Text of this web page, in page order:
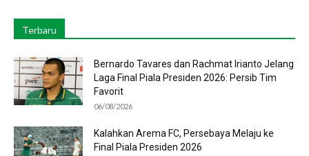
Terbaru
Bernardo Tavares dan Rachmat Irianto Jelang
Laga Final Piala Presiden 2026: Persib Tim
Favorit
06/08/2026
Kalahkan Arema FC, Persebaya Melaju ke
Final Piala Presiden 2026